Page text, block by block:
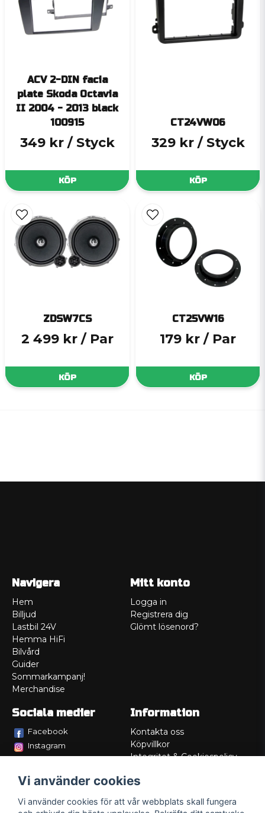
ACV 2-DIN facia
plate Skoda Octavia
II 2004 - 2013 black
100915
349 kr / Styck
KÖP
CT24VW06
329 kr / Styck
KÖP
ZDSW7CS
2 499 kr / Par
KÖP
CT25VW16
179 kr / Par
KÖP
Navigera
Hem
Billjud
Lastbil 24V
Hemma HiFi
Bilvård
Guider
Sommarkampanj!
Merchandise
Mitt konto
Logga in
Registrera dig
Glömt lösenord?
Sociala medier
Facebook
Instagram
Information
Kontakta oss
Köpvillkor
Integritet & Cookiespolicy
Service/Garanti
Lådritning
Vi använder cookies
Vi använder cookies för att vår webbplats skall fungera